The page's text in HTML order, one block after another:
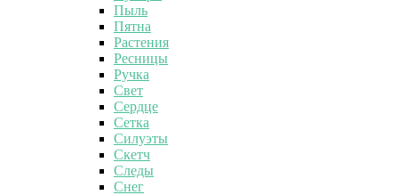
Пыль
Пятна
Растения
Ресницы
Ручка
Свет
Сердце
Сетка
Силуэты
Скетч
Следы
Снег